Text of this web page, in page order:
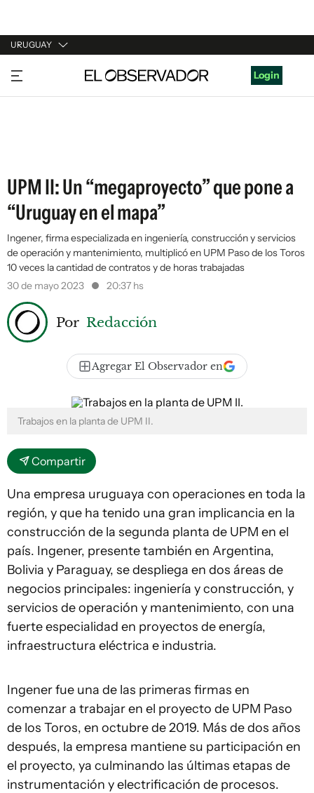
URUGUAY
URUGUAY
ARGENTINA
Login
UPM II: Un “megaproyecto” que pone a
“Uruguay en el mapa”
Ingener, firma especializada en ingeniería, construcción y servicios
de operación y mantenimiento, multiplicó en UPM Paso de los Toros
10 veces la cantidad de contratos y de horas trabajadas
30 de mayo 2023
20:37 hs
Por Redacción
Agregar El Observador en
Trabajos en la planta de UPM II.
Compartir
Una empresa uruguaya con operaciones en toda la
región, y que ha tenido una gran implicancia en la
construcción de la segunda planta de UPM en el
país. Ingener, presente también en Argentina,
Bolivia y Paraguay, se despliega en dos áreas de
negocios principales: ingeniería y construcción, y
servicios de operación y mantenimiento, con una
fuerte especialidad en proyectos de energía,
infraestructura eléctrica e industria.
Ingener fue una de las primeras firmas en
comenzar a trabajar en el proyecto de UPM Paso
de los Toros, en octubre de 2019. Más de dos años
después, la empresa mantiene su participación en
el proyecto, ya culminando las últimas etapas de
instrumentación y electrificación de procesos.